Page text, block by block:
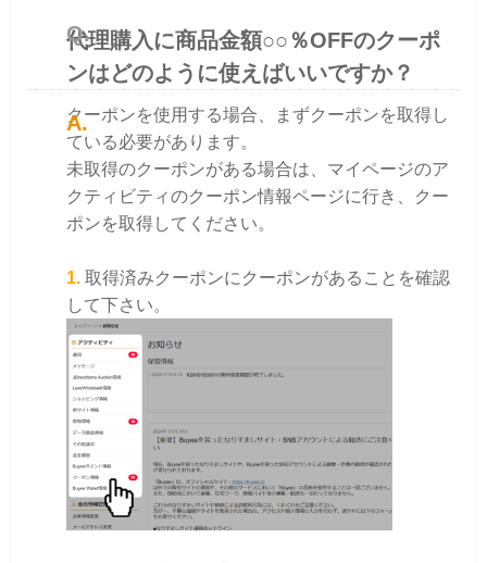
代理購入に商品金額○○％OFFのクーポ
ンはどのように使えばいいですか？
クーポンを使用する場合、まずクーポンを取得し
ている必要があります。
未取得のクーポンがある場合は、マイページのア
クティビティのクーポン情報ページに行き、クー
ポンを取得してください。
1. 取得済みクーポンにクーポンがあることを確認
して下さい。